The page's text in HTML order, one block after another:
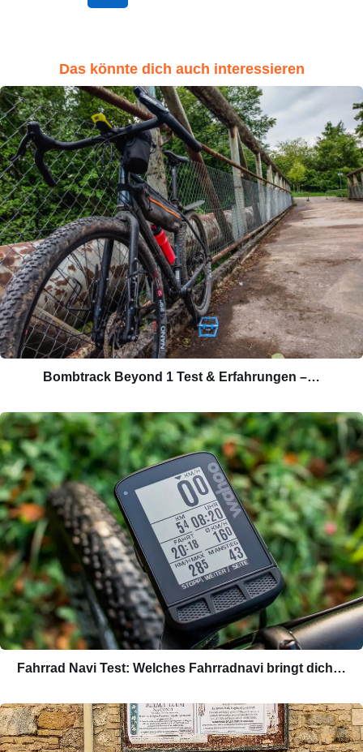
Das könnte dich auch interessieren
Bombtrack Beyond 1 Test & Erfahrungen –…
Fahrrad Navi Test: Welches Fahrradnavi bringt dich…